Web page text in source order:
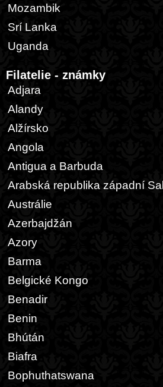
Mozambik
Srí Lanka
Uganda
Filatelie - známky
Adjara
Alandy
Alžírsko
Angola
Antigua a Barbuda
Arabská republika západní
Austrálie
Azerbajdžán
Azory
Barma
Belgické Kongo
Benadir
Benin
Bhútán
Biafra
Bophuthatswana